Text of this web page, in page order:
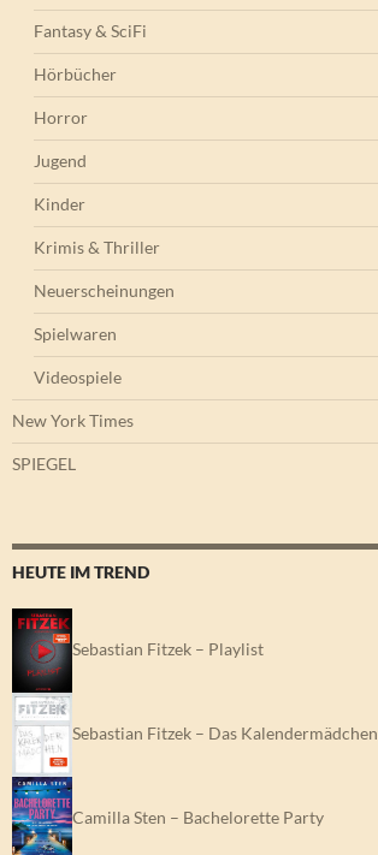
Fantasy & SciFi
Hörbücher
Horror
Jugend
Kinder
Krimis & Thriller
Neuerscheinungen
Spielwaren
Videospiele
New York Times
SPIEGEL
HEUTE IM TREND
Sebastian Fitzek – Playlist
Sebastian Fitzek – Das Kalendermädchen
Camilla Sten – Bachelorette Party